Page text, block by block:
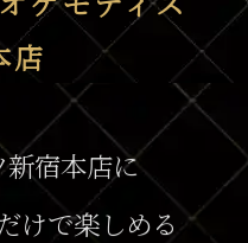
店
宿本店に
けで楽しめる